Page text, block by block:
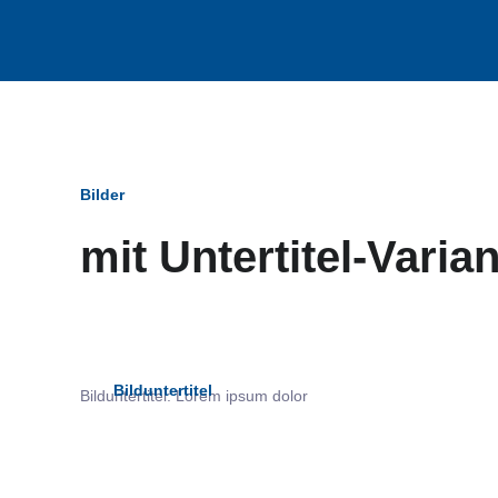
Bilder
mit Untertitel-
Bilduntertitel: Lorem ipsum dolor
Bilduntertitel